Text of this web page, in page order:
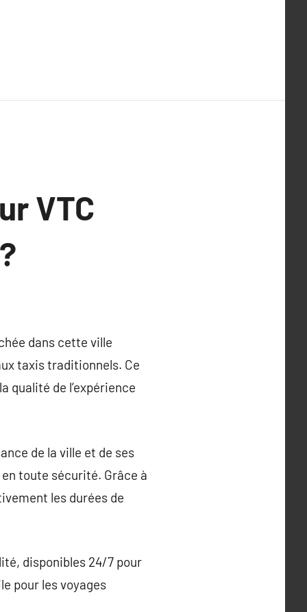
VTC
dans cette ville
taxis traditionnels. Ce
de l’expérience
de la ville et de ses
toute sécurité. Grâce à
les durées de
disponibles 24/7 pour
pour les voyages